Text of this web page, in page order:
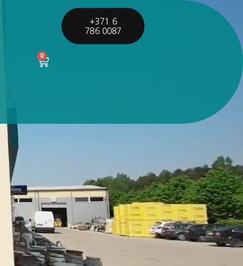
0
+371 6
786 0087